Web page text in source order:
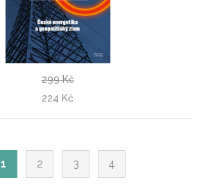
Tomáš Vlček, Martin Jirušek
Na vlnách změny
299 Kč
224 Kč
1 2 3 4